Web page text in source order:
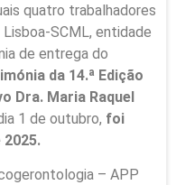
quatro trabalhadores
SCML, entidade
de entrega do
da 14.ª Edição
Dra. Maria Raquel
1 de outubro, foi
2025.
– APP